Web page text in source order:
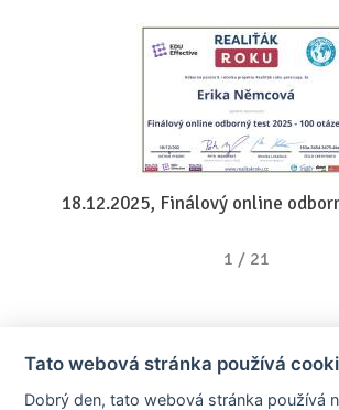
18.12.2025, Finálový online
1 / 21
Tato webová stránka používá
Dobrý den, tato webová stránka používá